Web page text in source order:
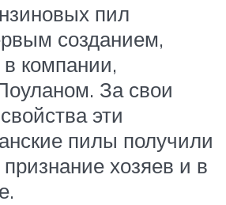
пил
созданием,
компании,
За свои
эти
пилы получили
хозяев и в